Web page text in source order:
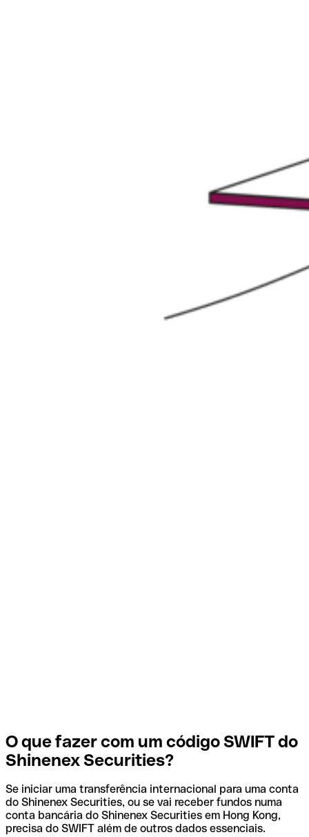
O que fazer com um código SWIFT do
Shinenex Securities?
Se iniciar uma transferência internacional para uma conta
do Shinenex Securities, ou se vai receber fundos numa
conta bancária do Shinenex Securities em Hong Kong,
precisa do SWIFT além de outros dados essenciais.